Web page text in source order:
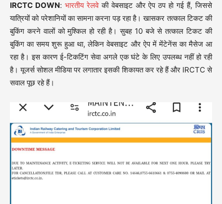
IRCTC DOWN: भारतीय रेलवेकी वेबसाइट और ऐप ठप हो गई हैं, जिससे
यात्रियों को परेशानियों का सामना करना पड़ रहा है। खासकर तत्काल टिकट की
बुकिंग करने वालों को मुश्किल हो रही है। सुबह 10 बजे से तत्काल टिकट की
बुकिंग का समय शुरू हुआ था, लेकिन वेबसाइट और ऐप में मेंटेनेंस का मैसेज आ
रहा है। इस कारण ई-टिकटिंग सेवा अगले एक घंटे के लिए उपलब्ध नहीं हो रही
है। यूजर्स सोशल मीडिया पर लगातार इसकी शिकायत कर रहे हैं और IRCTC से
सवाल पूछ रहे हैं।